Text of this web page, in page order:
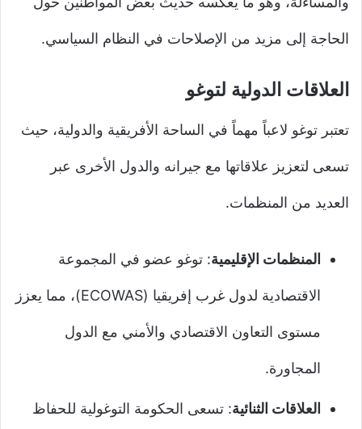
الحاجة إلى مزيد من الإصلاحات في النظام السياسي.
العلاقات الدولية لتوغو
تعتبر توغو لاعباً مهماً في الساحة الأفريقية والدولية، حيث
تسعى لتعزيز علاقاتها مع جيرانه والدول الأخرى عبر
العديد من المنظمات.
المنظمات الإقليمية: توغو عضو في المجموعة
الاقتصادية لدول غرب إفريقيا (ECOWAS)، مما يعزز
مستوى التعاون الاقتصادي والأمني مع الدول
المجاورة.
العلاقات الثنائية: تسعى الحكومة التوغولية للحفاظ